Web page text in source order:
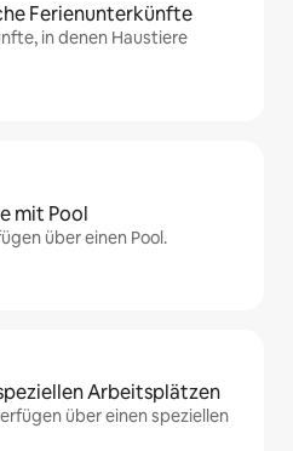
Ferienunterkünfte
in denen Haustiere
mit Pool
über einen Pool.
Arbeitsplätzen
über einen speziellen